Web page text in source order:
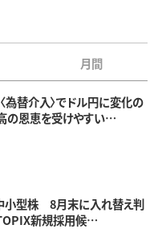
月間
為替介入〉でドル円に変化の
の恩恵を受けやすい…
小型株 8月末に入れ替え判
新規採用候…